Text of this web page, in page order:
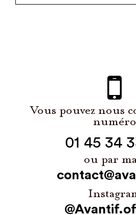
Vous pouvez nous
numéro
01 45 34
ou par